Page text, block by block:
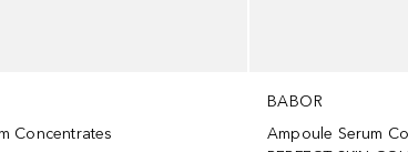
Concentrates
BABOR
Ampoule Serum